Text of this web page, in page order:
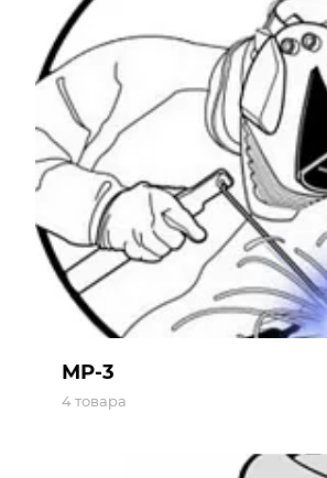
МР-3
4 товара